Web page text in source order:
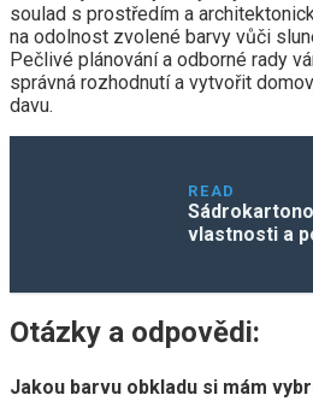
soulad s prostředím a
na odolnost zvolené barvy vůči
Pečlivé plánování a odborné rady
správná rozhodnutí a vytvořit
davu.
READ
vlastnosti a
Otázky a odpovědi:
Jakou barvu obkladu si mám